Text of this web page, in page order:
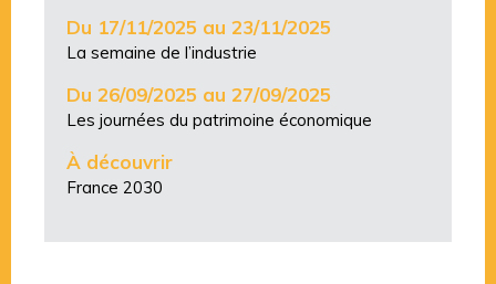
Du 17/11/2025 au 23/11/2025
La semaine de l’industrie
Du 26/09/2025 au 27/09/2025
Les journées du patrimoine économique
À découvrir
France 2030